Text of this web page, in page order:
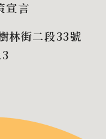
宣言
林街二段33號